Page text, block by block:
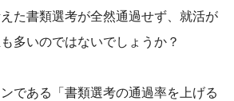
た書類選考が全然通過せず、就活が
多いのではないでしょうか？
である「書類選考の通過率を上げる